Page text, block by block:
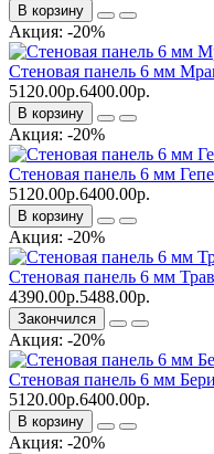
В корзину
Акция: -20%
Стеновая панель 6 мм
5120.00р.6400.00р.
В корзину
Акция: -20%
Стеновая панель 6 мм
5120.00р.6400.00р.
В корзину
Акция: -20%
Стеновая панель 6 мм
4390.00р.5488.00р.
Закончился
Акция: -20%
Стеновая панель 6 мм
5120.00р.6400.00р.
В корзину
Акция: -20%